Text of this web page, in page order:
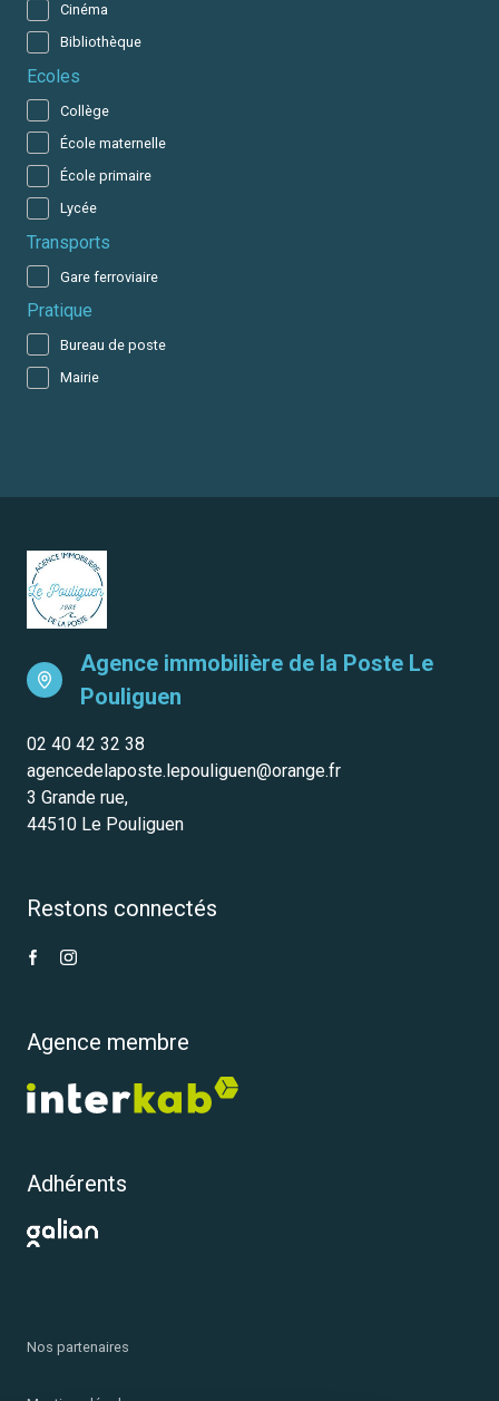
Cinéma
Bibliothèque
Ecoles
Collège
École maternelle
École primaire
Lycée
Transports
Gare ferroviaire
Pratique
Bureau de poste
Mairie
Agence immobilière de la Poste Le
Pouliguen
02 40 42 32 38
agencedelaposte.lepouliguen@orange.fr
3 Grande rue,
44510 Le Pouliguen
Restons connectés
Agence membre
Adhérents
Nos partenaires